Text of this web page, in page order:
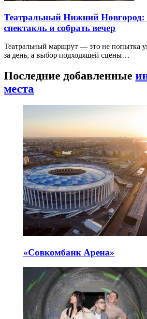
Театральный Нижний Новгород:
спектакль и собрать вечер
Театральный маршрут — это не попытка
за день, а выбор подходящей сцены…
Последние добавленные
места
«Совкомбанк Арена⁠»